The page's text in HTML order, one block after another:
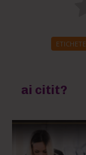
ETICHETE
ai citit?